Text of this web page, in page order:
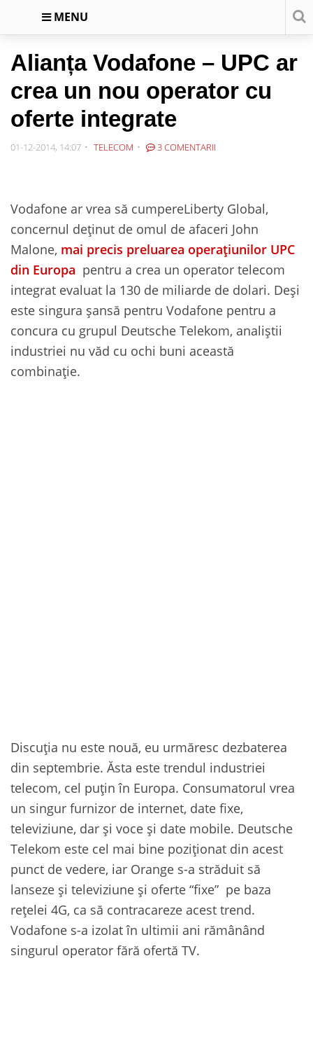
MENU
Alianța Vodafone – UPC ar
crea un nou operator cu
oferte integrate
01-12-2014, 14:07 TELECOM 3 COMENTARII
Vodafone ar vrea să cumpereLiberty Global,
concernul deținut de omul de afaceri John
Malone, mai precis preluarea operațiunilor UPC
din Europa pentru a crea un operator telecom
integrat evaluat la 130 de miliarde de dolari. Deși
este singura șansă pentru Vodafone pentru a
concura cu grupul Deutsche Telekom, analiștii
industriei nu văd cu ochi buni această
combinație.
Discuția nu este nouă, eu urmăresc dezbaterea
din septembrie. Ăsta este trendul industriei
telecom, cel puțin în Europa. Consumatorul vrea
un singur furnizor de internet, date fixe,
televiziune, dar și voce și date mobile. Deutsche
Telekom este cel mai bine poziționat din acest
punct de vedere, iar Orange s-a străduit să
lanseze și televiziune și oferte “fixe” pe baza
rețelei 4G, ca să contracareze acest trend.
Vodafone s-a izolat în ultimii ani rămânând
singurul operator fără ofertă TV.